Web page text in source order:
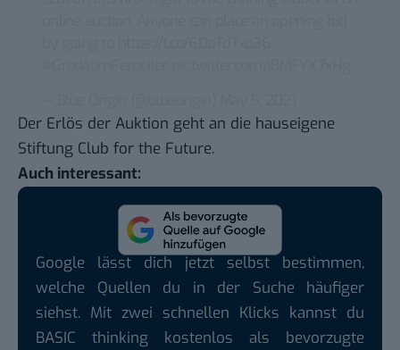
Der Erlös der Auktion geht an die hauseigene
Stiftung Club for the Future.
Auch interessant:
Google lässt dich jetzt selbst bestimmen,
welche Quellen du in der Suche häufiger
siehst. Mit zwei schnellen Klicks kannst du
BASIC thinking kostenlos als bevorzugte